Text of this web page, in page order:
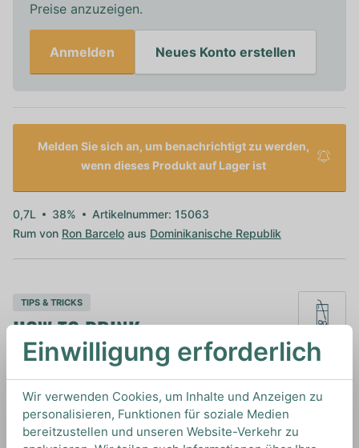
Preise anzuzeigen.
Anmelden Neues Konto erstellen
Melden Sie sich an, um benachrichtigt zu werden,
wenn dieses Produkt auf Lager ist
0,7L 38%
Artikelnummer: 15063
Rum von Ron Barcelo aus Dominikanische Republik
TIPS & TRICKS
HOW TO DRINK
Wir empfehlen diesen Rum für Drinks wie den
Mojito, Frozen Daiquiri oder Honolulu Juicer.
Einwilligung erforderlich
Wir verwenden Cookies, um Inhalte und Anzeigen zu
personalisieren, Funktionen für soziale Medien
bereitzustellen und unseren Website-Verkehr zu